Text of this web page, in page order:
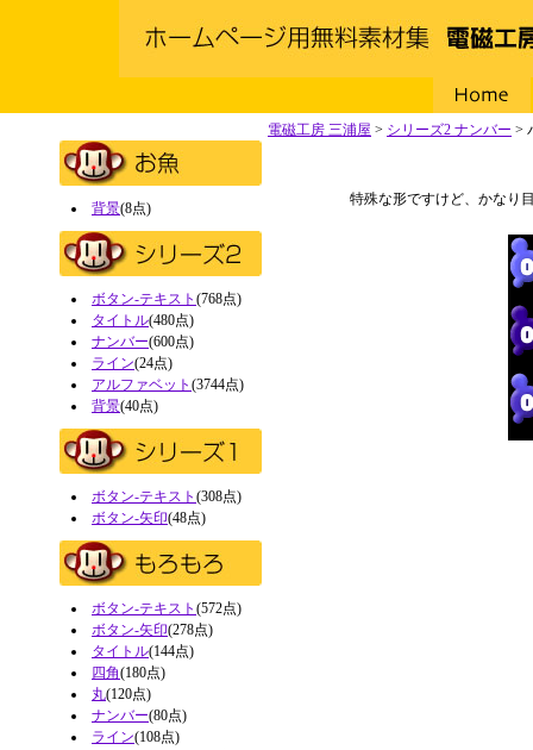
Home
背景(8点)
ボタン-テキスト (768点)
タイトル(480点)
ナンバー(600点)
ライン(24点)
アルファベット (3744点)
背景(40点)
ボタン-テキスト (308点)
ボタン-矢印(48点)
ボタン-テキスト (572点)
ボタン-矢印(278点)
タイトル(144点)
四角(180点)
丸(120点)
ナンバー(80点)
ライン(108点)
電磁工房 三浦屋 > シリーズ2 ナンバー >
特殊な形ですけど、かなり